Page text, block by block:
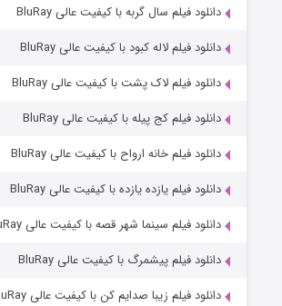
قسمت۷ (زیرنویس) منتشر شد دانلود فیلم سال گربه با کیفیت عالی BluRay
دانلود فیلم لاله کبود با کیفیت عالی BluRay
دانلود فیلم لاک پشت با کیفیت عالی BluRay
دانلود فیلم کج‌ پیله با کیفیت عالی BluRay
دانلود فیلم خانه ارواح با کیفیت عالی BluRay
دانلود فیلم یازده یازده با کیفیت عالی BluRay
دانلود فیلم سینما شهر قصه با کیفیت عالی BluRay
دانلود فیلم پیشمرگ با کیفیت عالی BluRay
دانلود فیلم زیبا صدایم کن با کیفیت عالی BluRay